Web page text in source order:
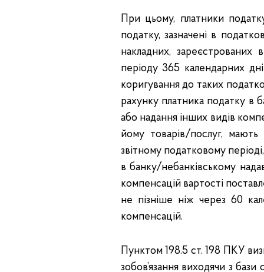
При цьому, платники
податку, зазначені в
накладних,
періоду 365 календарних
коригування до таких
рахунку платника податку в
або надання інших видів
йому товарів/послуг,
звітному податковому
в банку/небанківському
компенсацій вартості
не пізніше ніж через 60
компенсацій.
Пунктом 198.5 ст. 198 ПКУ
зобов’язання виходячи з